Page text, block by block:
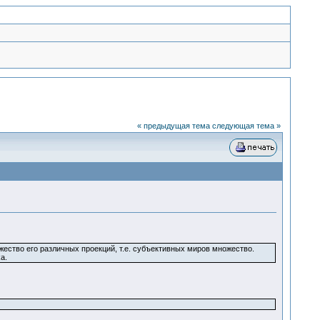
« предыдущая тема следующая тема »
его различных проекций, т.е. субъективных миров множество.